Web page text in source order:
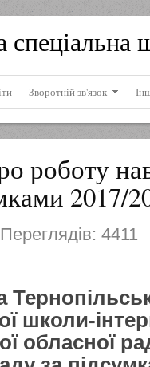
спеціальна
Зворотній зв'язок
роботу
2017/
Переглядів: 4411
школи-
обласної